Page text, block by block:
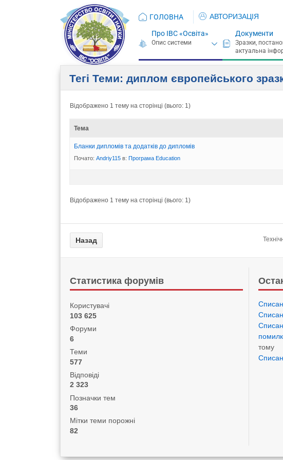
ГОЛОВНА АВТОРИЗАЦІЯ
Про ІВС «Освіта» Документи
Тегі Теми: диплом європейського
Відображено 1 тему на сторінці (вього: 1)
Тема
Бланки дипломів та додатків до дипломів
Почато: Andriy115 в: Програма Eduсation
Відображено 1 тему на сторінці (вього: 1)
Статистика форумів
Користувачі
103 625
Форуми
6
Теми
577
Відповіді
2 323
Позначки тем
36
Мітки теми порожні
82
тому